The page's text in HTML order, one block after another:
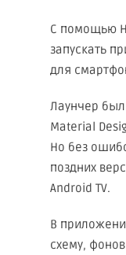
С помощью
запускать
для
Лаунчер был
Material
Но без
поздних
Android TV.
В
схему,